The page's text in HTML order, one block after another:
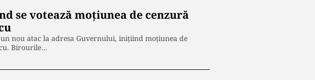
se votează moțiunea de cenzură
nou atac la adresa Guvernului, inițiind moțiunea de
Birourile…